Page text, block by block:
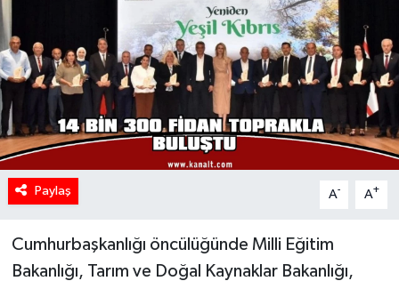
Paylaş A- A+
Cumhurbaşkanlığı öncülüğünde Milli Eğitim
Bakanlığı, Tarım ve Doğal Kaynaklar Bakanlığı,